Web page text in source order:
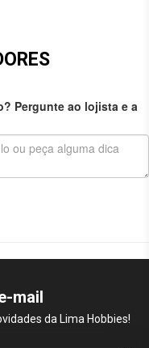
Pergunte ao lojista e a
mail
da Lima Hobbies!